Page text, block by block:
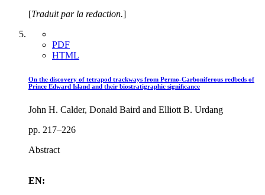
[Traduit par la redaction.]
PDF
HTML
On the discovery of tetrapod trackways from Permo-Carboniferous redbeds of
Prince Edward Island and their biostratigraphic signiﬁcance
John H. Calder, Donald Baird and Elliott B. Urdang
pp. 217–226
Abstract
EN: